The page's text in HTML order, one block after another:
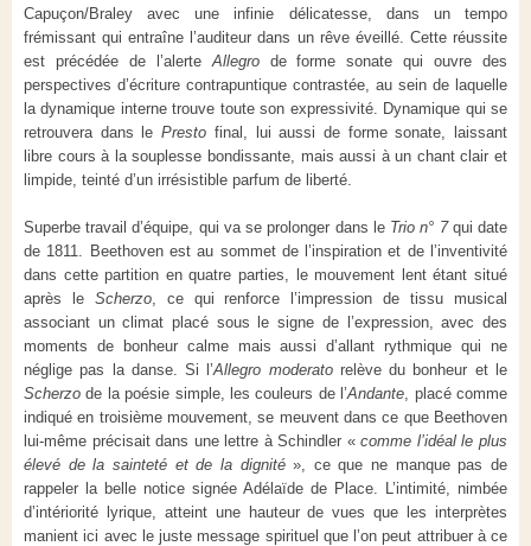
Capuçon/Braley avec une infinie délicatesse, dans un tempo
frémissant qui entraîne l’auditeur dans un rêve éveillé. Cette réussite
est précédée de l’alerte Allegrode forme sonate qui ouvre des
perspectives d’écriture contrapuntique contrastée, au sein de laquelle
la dynamique interne trouve toute son expressivité. Dynamique qui se
retrouvera dans lePresto final, lui aussi de forme sonate, laissant
libre cours à la souplesse bondissante, mais aussi à un chant clair et
limpide, teinté d’un irrésistible parfum de liberté.
Superbe travail d’équipe, qui va se prolonger dans le Trio n° 7qui date
de 1811. Beethoven est au sommet de l’inspiration et de l’inventivité
dans cette partition en quatre parties, le mouvement lent étant situé
après le Scherzo, ce qui renforce l’impression de tissu musical
associant un climat placé sous le signe de l’expression, avec des
moments de bonheur calme mais aussi d’allant rythmique qui ne
néglige pas la danse. Si l’Allegro moderatorelève du bonheur et le
Scherzode la poésie simple, les couleurs de l’Andante , placé comme
indiqué en troisième mouvement, se meuvent dans ce que Beethoven
lui-même précisait dans une lettre à Schindler «comme l’idéal le plus
élevé de la sainteté et de la dignité», ce que ne manque pas de
rappeler la belle notice signée Adélaïde de Place. L’intimité, nimbée
d’intériorité lyrique, atteint une hauteur de vues que les interprètes
manient ici avec le juste message spirituel que l’on peut attribuer à ce